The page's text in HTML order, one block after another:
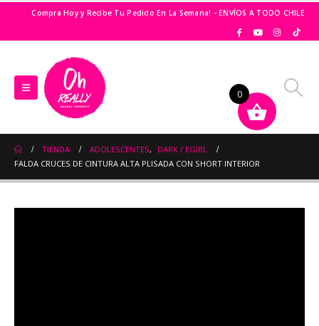
Compra Hoy y Recibe Tu Pedido En La Semana! - ENVÍOS A TODO CHILE
TIENDA ADOLESCENTES,
DARK / EGIRL
FALDA CRUCES DE CINTURA ALTA PLISADA CON SHORT INTERIOR
0